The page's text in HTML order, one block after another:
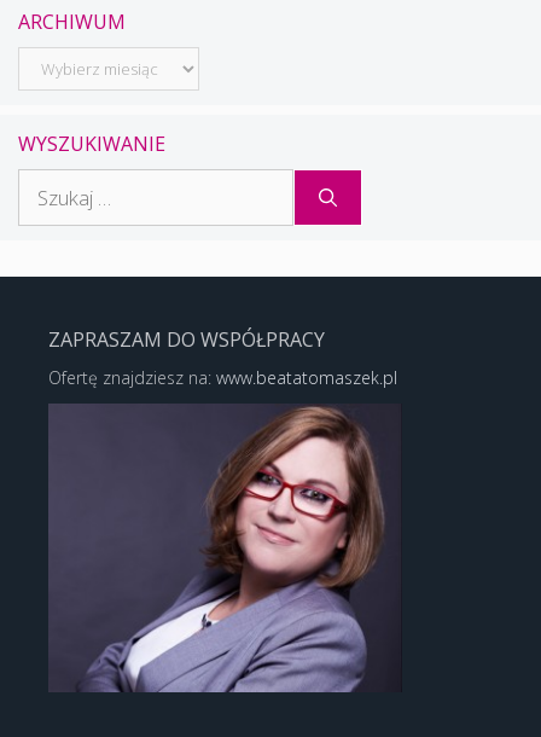
ARCHIWUM
Archiwum
WYSZUKIWANIE
ZAPRASZAM DO WSPÓŁPRACY
Ofertę znajdziesz na: www.beatatomaszek.pl